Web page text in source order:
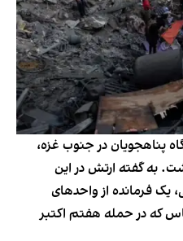
پناهجویان در جنوب غزه،
گذاشت. به گفته ارتش در این
یک فرمانده از واحدهای
که در حمله هفتم اکتبر